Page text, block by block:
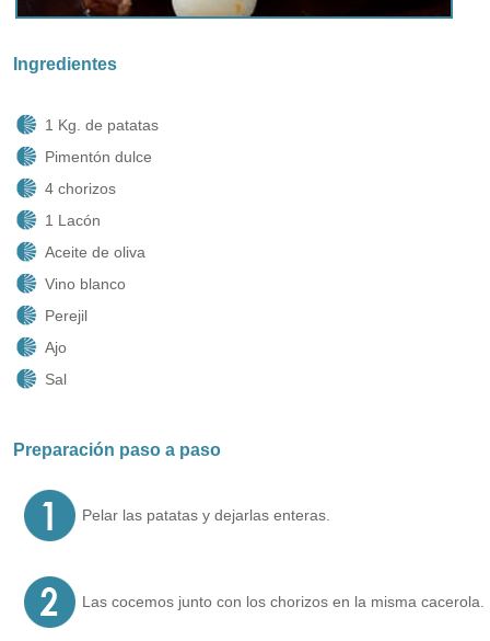
Ingredientes
1 Kg. de patatas
Pimentón dulce
4 chorizos
1 Lacón
Aceite de oliva
Vino blanco
Perejil
Ajo
Sal
Preparación paso a paso
Pelar las patatas y dejarlas enteras.
Las cocemos junto con los chorizos en la misma cacerola.